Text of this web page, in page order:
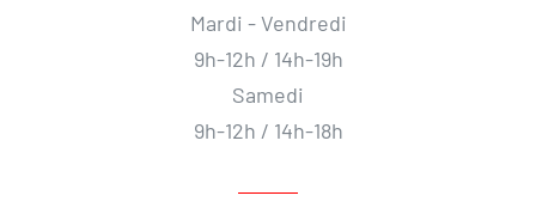
Mardi - Vendredi
9h-12h / 14h-19h
Samedi
9h-12h / 14h-18h